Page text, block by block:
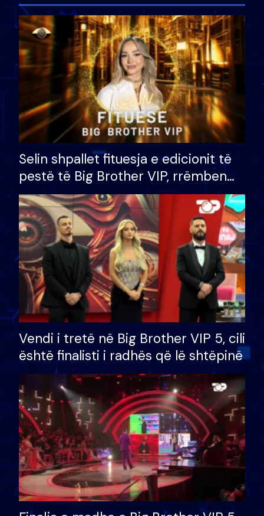
Selin shpallet fituesja e edicionit të
pestë të Big Brother VIP, rrëmben
çmimin e madh prej 100 mijë eurosh
Vendi i tretë në Big Brother VIP 5, cili
është finalisti i radhës që lë shtëpinë